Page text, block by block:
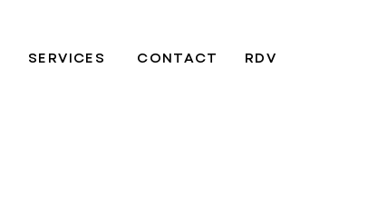
SERVICES CONTACT RDV